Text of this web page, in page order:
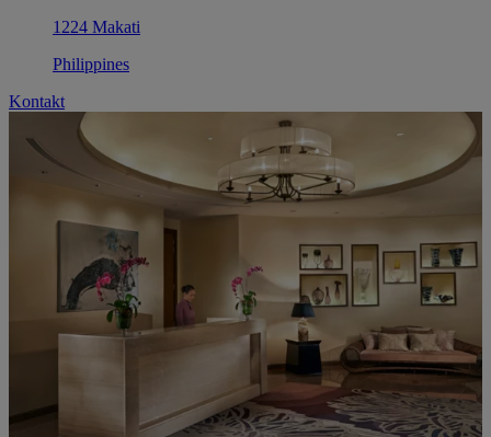
1224 Makati
Philippines
Kontakt